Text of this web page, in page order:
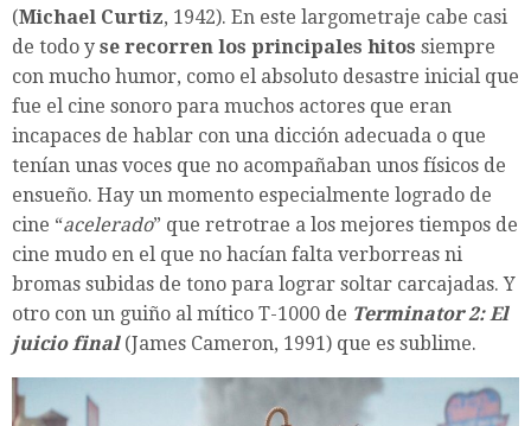
(Michael Curtiz, 1942). En este largometraje cabe casi
de todo y se recorren los principales hitos siempre
con mucho humor, como el absoluto desastre inicial que
fue el cine sonoro para muchos actores que eran
incapaces de hablar con una dicción adecuada o que
tenían unas voces que no acompañaban unos físicos de
ensueño. Hay un momento especialmente logrado de
cine “acelerado” que retrotrae a los mejores tiempos de
cine mudo en el que no hacían falta verborreas ni
bromas subidas de tono para lograr soltar carcajadas. Y
otro con un guiño al mítico T-1000 de Terminator 2: El
juicio final(James Cameron, 1991) que es sublime.